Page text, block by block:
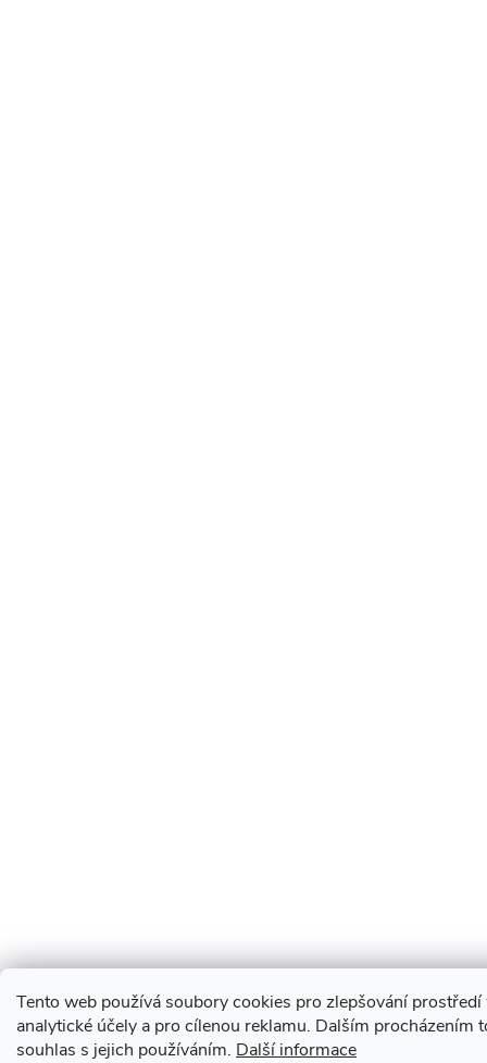
Tento web používá soubory cookies pro zlepšování
analytické účely a pro cílenou reklamu. Dalším procházením
souhlas s jejich používáním. Další informace